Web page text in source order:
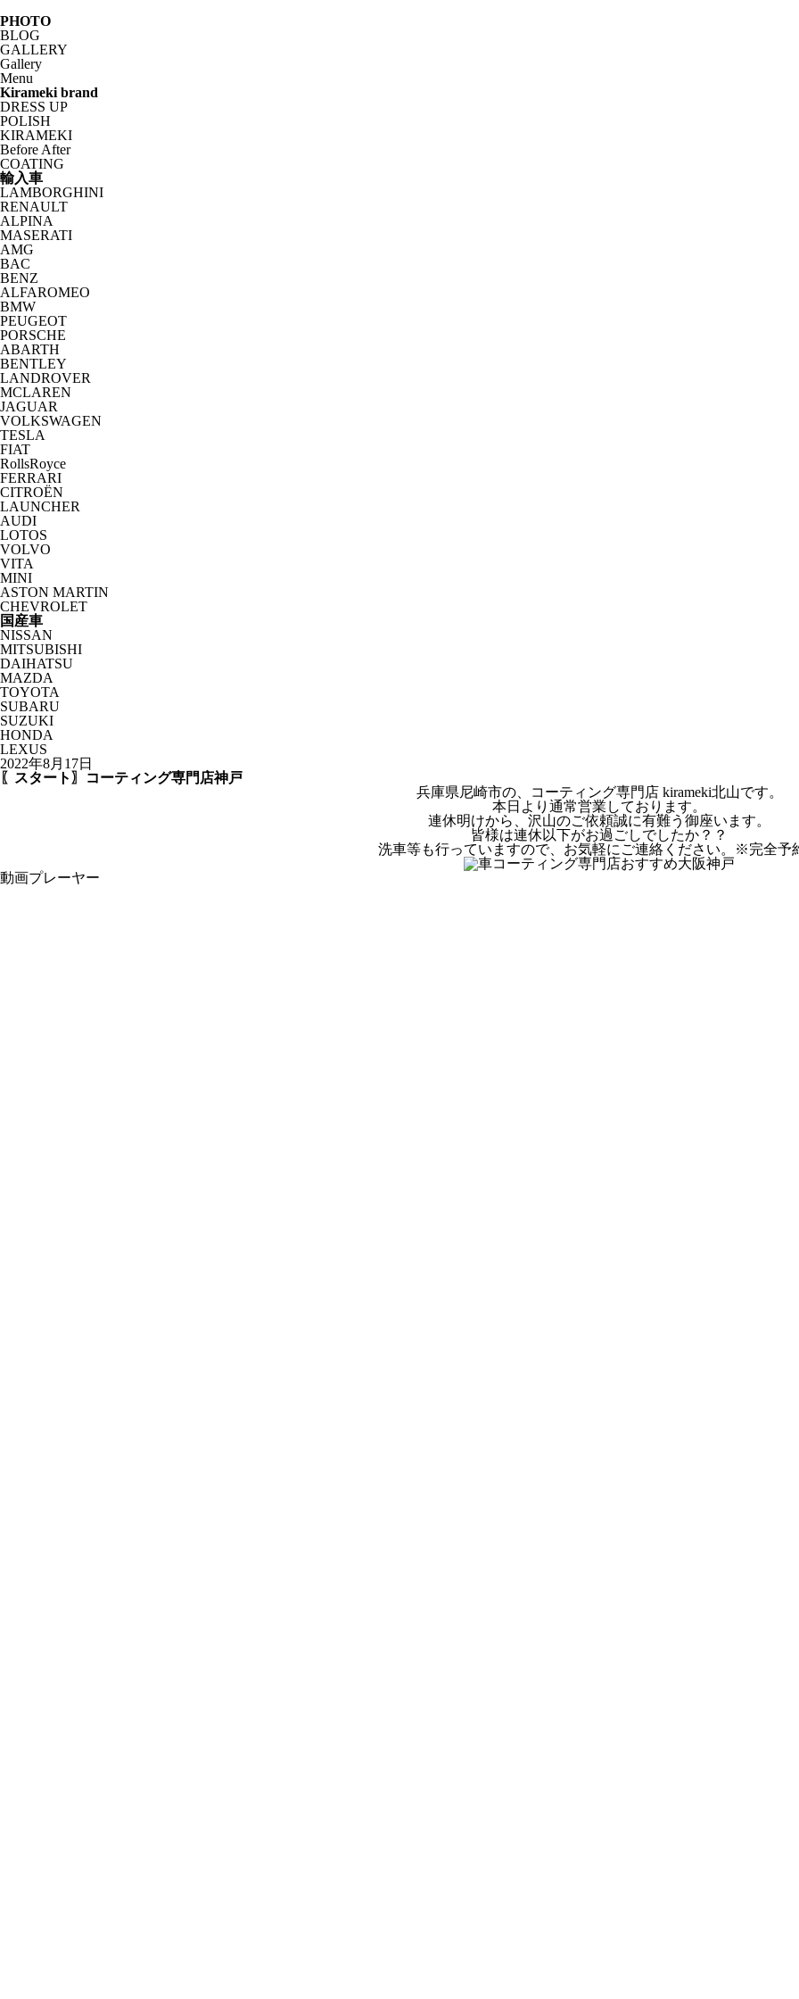
PHOTO
BLOG
GALLERY
Gallery
Menu
Kirameki brand
DRESS UP
POLISH
KIRAMEKI
Before After
COATING
輸入車
LAMBORGHINI
RENAULT
ALPINA
MASERATI
AMG
BAC
BENZ
ALFAROMEO
BMW
PEUGEOT
PORSCHE
ABARTH
BENTLEY
LANDROVER
MCLAREN
JAGUAR
VOLKSWAGEN
TESLA
FIAT
RollsRoyce
FERRARI
CITROËN
LAUNCHER
AUDI
LOTOS
VOLVO
VITA
MINI
ASTON MARTIN
CHEVROLET
国産車
NISSAN
MITSUBISHI
DAIHATSU
MAZDA
TOYOTA
SUBARU
SUZUKI
HONDA
LEXUS
2022年8月17日
〖スタート〗コーティング専門店神戸
兵庫県尼崎市の、コーティング専門店 kirameki北山です。
本日より通常営業しております。
連休明けから、沢山のご依頼誠に有難う御座います。
皆様は連休以下がお過ごしでしたか？？
洗車等も行っていますので、お気軽にご連絡ください。※完全予
動画プレーヤー